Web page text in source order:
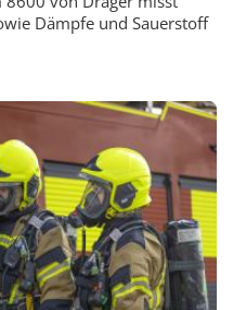
Dämpfe und Sauerstoff